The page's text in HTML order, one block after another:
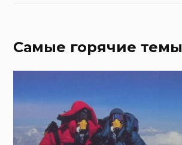
Самые горячие темы